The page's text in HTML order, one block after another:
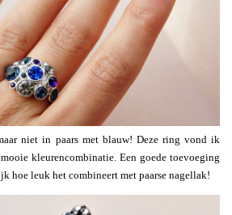
niet in paars met blauw! Deze ring vond ik
kleurencombinatie. Een goede toevoeging
hoe leuk het combineert met paarse nagellak!